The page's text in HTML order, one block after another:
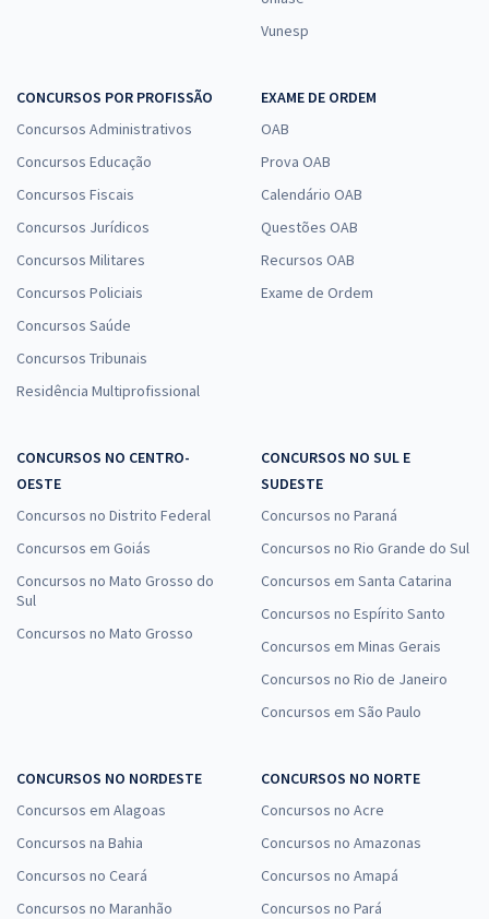
Vunesp
CONCURSOS POR PROFISSÃO
Concursos Administrativos
Concursos Educação
Concursos Fiscais
Concursos Jurídicos
Concursos Militares
Concursos Policiais
Concursos Saúde
Concursos Tribunais
Residência Multiprofissional
EXAME DE ORDEM
OAB
Prova OAB
Calendário OAB
Questões OAB
Recursos OAB
Exame de Ordem
CONCURSOS NO CENTRO-
OESTE
Concursos no Distrito Federal
Concursos em Goiás
Concursos no Mato Grosso do
Sul
Concursos no Mato Grosso
CONCURSOS NO SUL E
SUDESTE
Concursos no Paraná
Concursos no Rio Grande do Sul
Concursos em Santa Catarina
Concursos no Espírito Santo
Concursos em Minas Gerais
Concursos no Rio de Janeiro
Concursos em São Paulo
CONCURSOS NO NORDESTE
Concursos em Alagoas
Concursos na Bahia
Concursos no Ceará
Concursos no Maranhão
CONCURSOS NO NORTE
Concursos no Acre
Concursos no Amazonas
Concursos no Amapá
Concursos no Pará